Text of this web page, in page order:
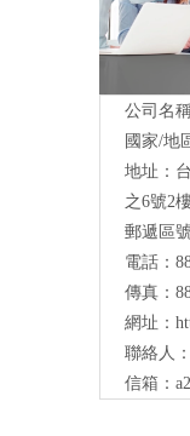
公司名
國家/地
地址：
之6號2
郵遞區
電話：
傳真：
網址：
聯絡人
信箱：